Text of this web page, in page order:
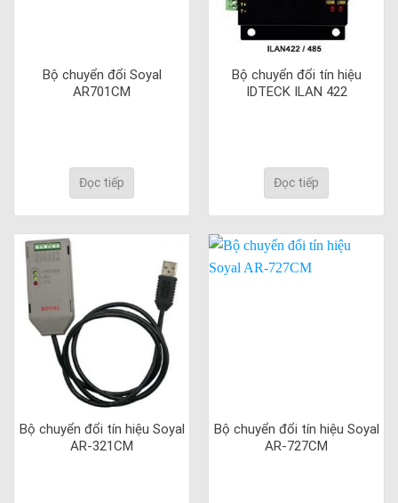
Bộ chuyển đổi Soyal
AR701CM
Đọc tiếp
Bộ chuyển đổi tín hiệu
IDTECK ILAN 422
Đọc tiếp
Bộ chuyển đổi tín hiệu Soyal
AR-321CM
Bộ chuyển đổi tín hiệu Soyal
AR-727CM